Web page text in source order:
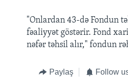
"Onlardan 43-də Fondun
fəaliyyət göstərir. Fond
nəfər təhsil alır," fondun
Paylaş Follow